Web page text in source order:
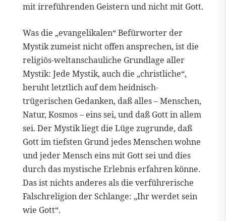
mit irreführenden Geistern und nicht mit Gott.
Was die „evangelikalen“ Befürworter der
Mystik zumeist nicht offen ansprechen, ist die
religiös-weltanschauliche Grundlage aller
Mystik: Jede Mystik, auch die „christliche“,
beruht letztlich auf dem heidnisch-
trügerischen Gedanken, daß alles – Menschen,
Natur, Kosmos – eins sei, und daß Gott in allem
sei. Der Mystik liegt die Lüge zugrunde, daß
Gott im tiefsten Grund jedes Menschen wohne
und jeder Mensch eins mit Gott sei und dies
durch das mystische Erlebnis erfahren könne.
Das ist nichts anderes als die verführerische
Falschreligion der Schlange: „Ihr werdet sein
wie Gott“.